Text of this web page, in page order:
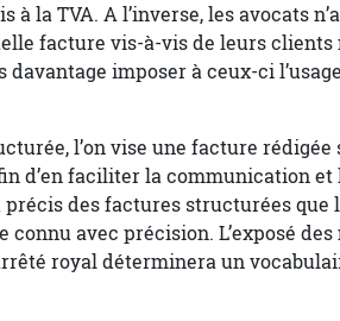
à la TVA. A l’inverse, les avocats
facture vis-à-vis de leurs
davantage imposer à ceux-ci
l’on vise une facture
d’en faciliter la communication
précis des factures structurées que
connu avec précision. L’exposé
royal déterminera un